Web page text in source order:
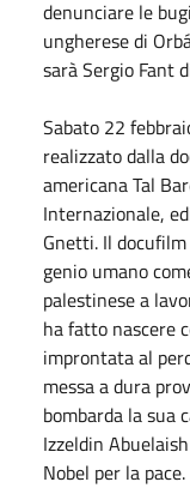
denunciare le
ungherese di
sarà Sergio Fant
Sabato 22
realizzato dalla
americana Tal
Internazionale,
Gnetti. Il
genio umano
palestinese a
ha fatto nascere
improntata al
messa a dura
bombarda la sua
Izzeldin
Nobel per la pace.